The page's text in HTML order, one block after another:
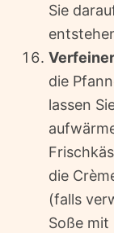
Sie
die
lassen
die
(falls
Soße